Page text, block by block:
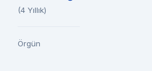
(4 Yıllık)
Örgün